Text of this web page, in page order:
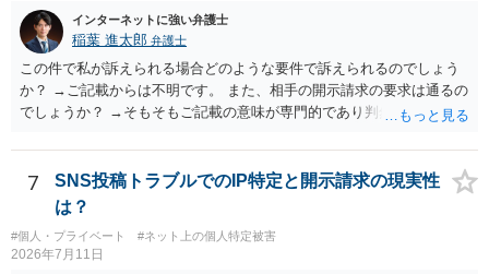
インターネットに強い弁護士
稲葉 進太郎 弁護士
この件で私が訴えられる場合どのような要件で訴えられるのでしょう
か？ →ご記載からは不明です。 また、相手の開示請求の要求は通るの
でしょうか？ →そもそもご記載の意味が専門的であり判然としないも
らご相談になることをお勧めいたします。
7
SNS投稿トラブルでのIP特定と開示請求の現実性
は？
#個人・プライベート #ネット上の個人特定被害
2026年7月11日